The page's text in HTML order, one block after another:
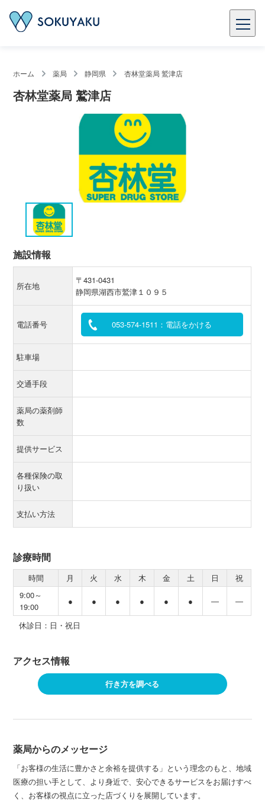
ホーム 薬局 静岡県 杏林堂薬局 鷲津店
杏林堂薬局 鷲津店
施設情報
所在地
〒431-0431
静岡県湖西市鷲津１０９５
電話番号 053-574-1511：電話をかける
駐車場
交通手段
薬局の薬剤師
数
提供サービス
各種保険の取
り扱い
支払い方法
診療時間
時間 月 火 水 木 金 土 日
祝
9:00～
19:00
● ● ● ● ● ● ― ―
休診日：日・祝日
アクセス情報
行き方を調べる
薬局からのメッセージ
「お客様の生活に豊かさと余裕を提供する」という理念のもと、地域
医療の担い手として、より身近で、安心できるサービスをお届けすべ
く、お客様の視点に立った店づくりを展開しています。